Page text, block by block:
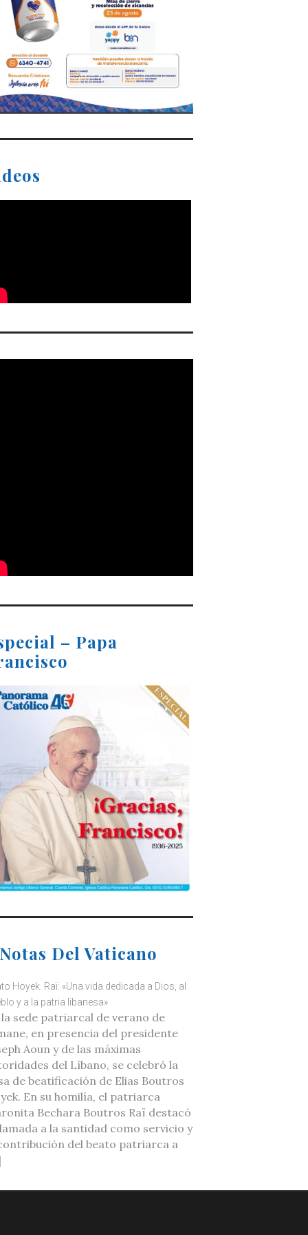
– Papa
Del Vaticano
Hoyek. Raï: «Una vida dedicada a Dios, al
y a la patria libanesa»
sede patriarcal de verano de
en presencia del presidente
Aoun y de las máximas
del Líbano, se celebró la
de beatificación de Elias Boutros
En su homilía, el patriarca
Bechara Boutros Raï destacó
a la santidad como servicio y
del beato patriarca a